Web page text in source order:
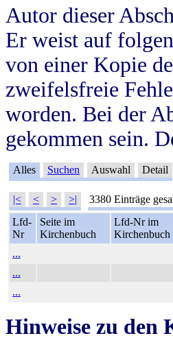
Autor dieser
Er weist auf
von einer Kopie
zweifelsfreie
worden. Bei der
gekommen sein.
Alles Suchen Auswahl Detail
|< < > >| 3380 Einträge
Lfd-
Nr
Seite im
Kirchenbuch
Lfd-Nr im
Kirchenbuch
...
...
...
Hinweise zu den